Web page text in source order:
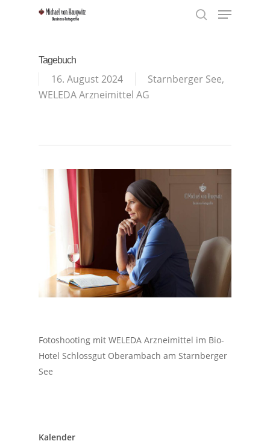
Menu
Tagebuch
16. August 2024 Starnberger See,
WELEDA Arzneimittel AG
Fotoshooting mit WELEDA Arzneimittel im Bio-
Hotel Schlossgut Oberambach am Starnberger
See
Kalender